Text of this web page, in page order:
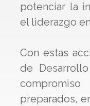
potenciar la
el liderazgo
Con estas
de
preparados,